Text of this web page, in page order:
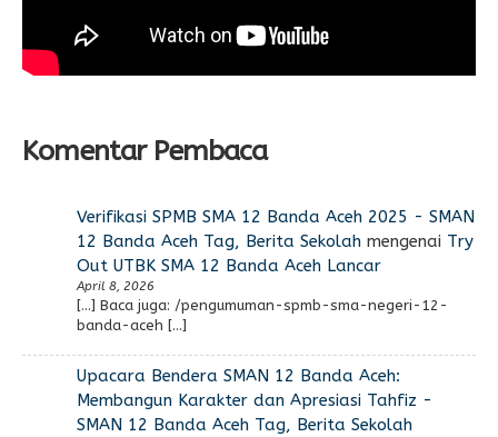
Komentar Pembaca
Verifikasi SPMB SMA 12 Banda Aceh 2025 - SMAN
12 Banda Aceh Tag, Berita Sekolahmengenai Try
Out UTBK SMA 12 Banda Aceh Lancar
April 8, 2026
[…] Baca juga: /pengumuman-spmb-sma-negeri-12-
banda-aceh […]
Upacara Bendera SMAN 12 Banda Aceh:
Membangun Karakter dan Apresiasi Tahfiz -
SMAN 12 Banda Aceh Tag, Berita Sekolah